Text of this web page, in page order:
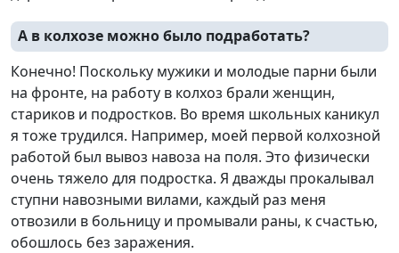
А в колхозе можно было подработать?
Конечно! Поскольку мужики и молодые парни были
на фронте, на работу в колхоз брали женщин,
стариков и подростков. Во время школьных каникул
я тоже трудился. Например, моей первой колхозной
работой был вывоз навоза на поля. Это физически
очень тяжело для подростка. Я дважды прокалывал
ступни навозными вилами, каждый раз меня
отвозили в больницу и промывали раны, к счастью,
обошлось без заражения.